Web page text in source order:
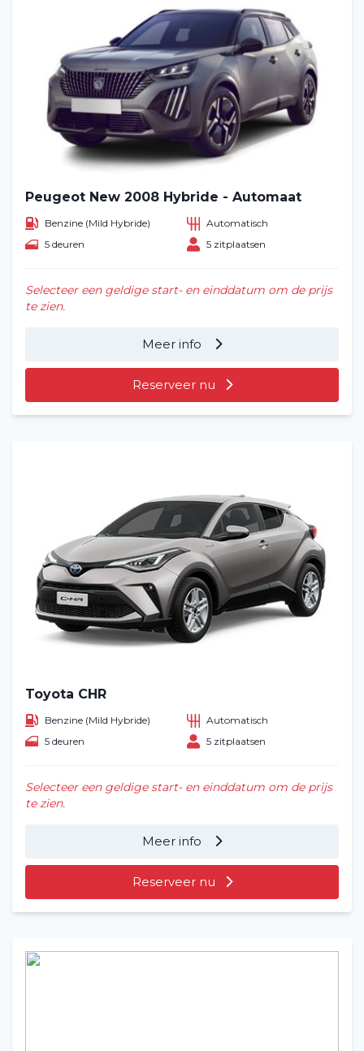
Peugeot New 2008 Hybride - Automaat
Benzine (Mild Hybride)
Automatisch
5 deuren
5 zitplaatsen
Selecteer een geldige start- en einddatum om de prijs
te zien.
Meer info
Reserveer nu
Toyota CHR
Benzine (Mild Hybride)
Automatisch
5 deuren
5 zitplaatsen
Selecteer een geldige start- en einddatum om de prijs
te zien.
Meer info
Reserveer nu